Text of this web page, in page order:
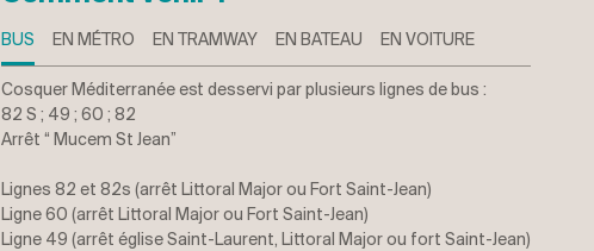
BUS EN MÉTRO EN TRAMWAY EN BATEAU EN VOITURE
Cosquer Méditerranée est desservi par plusieurs lignes de bus :
82 S ; 49 ; 60 ; 82
Arrêt “ Mucem St Jean”
Lignes 82 et 82s (arrêt Littoral Major ou Fort Saint-Jean)
Ligne 60 (arrêt Littoral Major ou Fort Saint-Jean)
Ligne 49 (arrêt église Saint-Laurent, Littoral Major ou fort Saint-Jean)
Stephane Chevalier
Vraiment très bien